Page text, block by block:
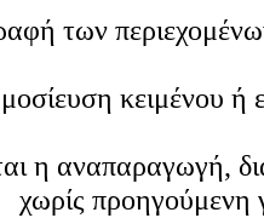
των
κειμένου
η αναπαραγωγή,
χωρίς προηγούμενη